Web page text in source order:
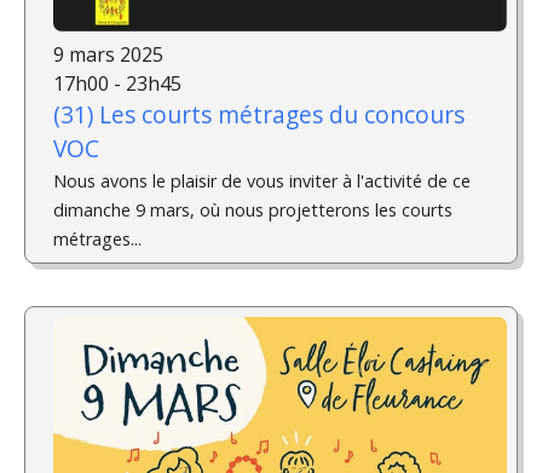
9 mars 2025
17h00 - 23h45
(31) Les courts métrages du concours
VOC
Nous avons le plaisir de vous inviter à l'activité de ce
dimanche 9 mars, où nous projetterons les courts
métrages...